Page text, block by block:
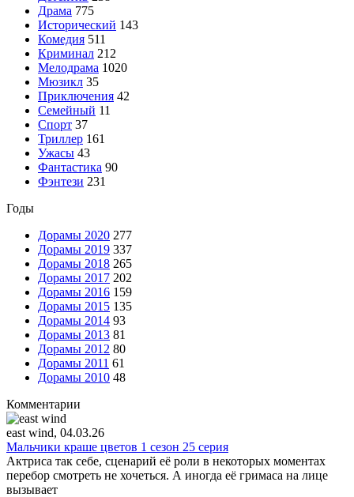
Драма 775
Исторический 143
Комедия 511
Криминал 212
Мелодрама 1020
Мюзикл 35
Приключения 42
Семейный 11
Спорт 37
Триллер 161
Ужасы 43
Фантастика 90
Фэнтези 231
Годы
Дорамы 2020 277
Дорамы 2019 337
Дорамы 2018 265
Дорамы 2017 202
Дорамы 2016 159
Дорамы 2015 135
Дорамы 2014 93
Дорамы 2013 81
Дорамы 2012 80
Дорамы 2011 61
Дорамы 2010 48
Комментарии
east wind, 04.03.26
Мальчики краше цветов 1 сезон 25 серия
Актриса так себе, сценарий её роли в некоторых моментах
перебор смотреть не хочеться. А иногда её гримаса на лице
вызывает